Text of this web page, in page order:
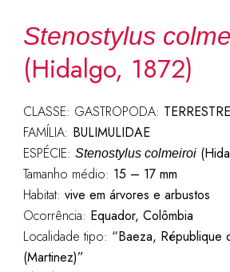
Stenostylus
(Hidalgo, 1872)
CLASSE: GASTROPODA: TERRESTRE
FAMÍLIA: BULIMULIDAE
ESPÉCIE: Stenostylus colmeiroi
Tamanho médio: 15 – 17mm
Habitat: vive em árvores e arbustos
Ocorrência: Equador, Colômbia
Localidade tipo: “Baeza, République
(Martinez)”